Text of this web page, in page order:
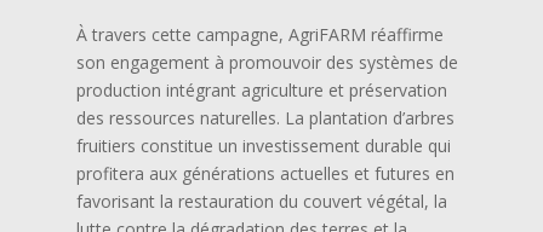
À travers cette campagne, AgriFARM réaffirme
son engagement à promouvoir des systèmes de
production intégrant agriculture et préservation
des ressources naturelles. La plantation d’arbres
fruitiers constitue un investissement durable qui
profitera aux générations actuelles et futures en
favorisant la restauration du couvert végétal, la